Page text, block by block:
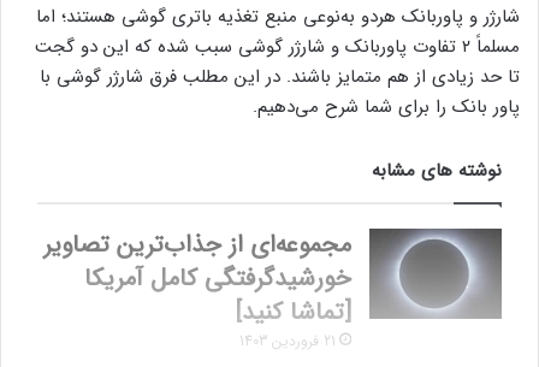
شارژر و پاوربانک هردو به‌نوعی منبع تغذیه باتری گوشی هستند؛ اما
مسلماً ۲ تفاوت پاوربانک و شارژر گوشی سبب شده که این دو گجت
تا حد زیادی از هم متمایز باشند. در این مطلب فرق شارژر گوشی با
پاور بانک را برای شما شرح می‌دهیم.
نوشته های مشابه
مجموعه‌ای از جذاب‌ترین تصاویر
خورشیدگرفتگی کامل آمریکا
[تماشا کنید]
21 فروردین 1403